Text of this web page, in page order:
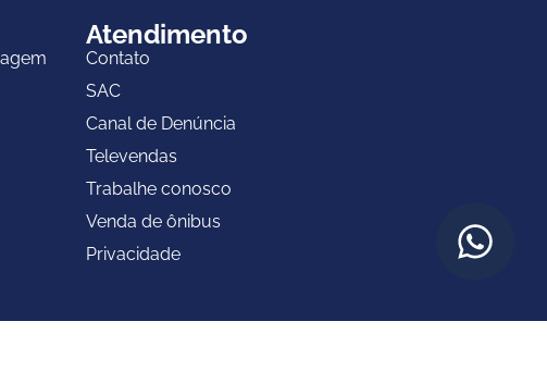
Atendimento
Contato
SAC
Canal de Denúncia
Televendas
Trabalhe conosco
Venda de ônibus
Privacidade